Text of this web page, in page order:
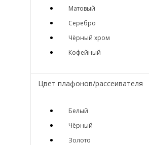
Матовый
Серебро
Чёрный хром
Кофейный
Цвет плафонов/рассеивателя
Белый
Чёрный
Золото